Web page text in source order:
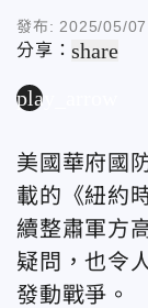
發布: 2025/05/
分享：share
play_arrow
美國華府國
載的《紐約
續整肅軍方
疑問，也令
發動戰爭。